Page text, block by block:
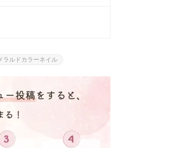
ラルドカラーネイル